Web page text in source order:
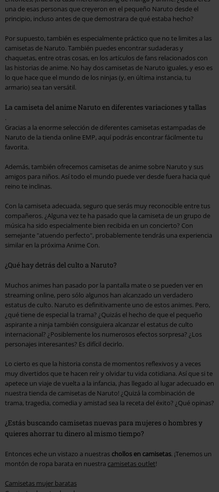
una de esas personas que creyeron en el pequeño Naruto desde el
principio, incluso antes de que demostrara de qué estaba hecho?
Por supuesto, también es especialmente práctico que no te limites a las
camisetas de Naruto. También puedes encontrar sudaderas y
chaquetas, entre otras cosas, en los artículos de fans relacionados con
las historias de anime. No hay dos camisetas de Naruto iguales, y eso es
lo que hace que el mundo de los ninjas (y, en última instancia, tu
armario) sea tan versátil.
La camiseta del anime Naruto en diferentes variaciones y tallas
.
Gracias a la enorme selección de diferentes camisetas estampadas de
Naruto de la tienda online EMP, aquí podrás encontrar fácilmente tu
favorita.
Además, también ofrecemos camisetas de anime sobre Naruto y sus
amigos para niños. Así todo el mundo puede ver desde fuera hacia qué
reino te inclinas.
Con la camiseta adecuada, seguro que serás muy reconocible entre tus
compañeros. ¿Alguna vez te ha pasado que la camiseta de un grupo de
música ha sido especialmente bien recibida en un concierto? Con
semejante "atuendo perfecto", probablemente tendrás una experiencia
similar en la próxima Anime Con.
¿Qué hay detrás del culto a Naruto?
Muchos animes han pasado por la pantalla mate o se pueden ver en
streaming online, pero sólo algunos han alcanzado un verdadero
estatus de culto. Naruto es definitivamente uno de estos animes. Pero,
¿qué tiene de especial la trama? ¿Quizás el hecho de que el pequeño
aspirante a ninja también consiguiera alcanzar el estatus de culto
internacional? ¿Posiblemente los numerosos efectos sorpresa? ¿Los
personajes interesantes? Es difícil decirlo.
Lo cierto es que la historia consta de momentos reflexivos y a veces
muy divertidos que te hacen reír y olvidar tu vida cotidiana. Así que si te
apetece un viaje de vuelta a la infancia, ¡has llegado al lugar adecuado en
nuestra tienda de camisetas de Naruto! ¿Quizá la combinación de
trama, tragedia, comedia y amistad sea la receta del éxito? ¿Qué opinas?
¿Estás buscando camisetas nuevas para mujeres o hombres y
quieres ahorrar tu dinero al mismo tiempo?
Entonces eche un vistazo a nuestras chollos en camisetas. ¡Tenemos un
montón de ropa barata en nuestra camisetas outlet!
Camisetas mujer baratas